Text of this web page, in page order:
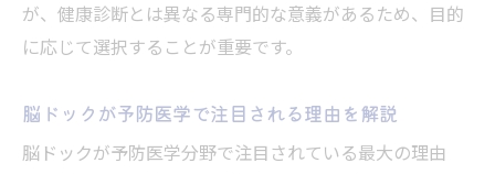
が、健康診断とは異なる専門的な意義があるため、目的
に応じて選択することが重要です。
脳ドックが予防医学で注目される理由を解説
脳ドックが予防医学分野で注目されている最大の理由